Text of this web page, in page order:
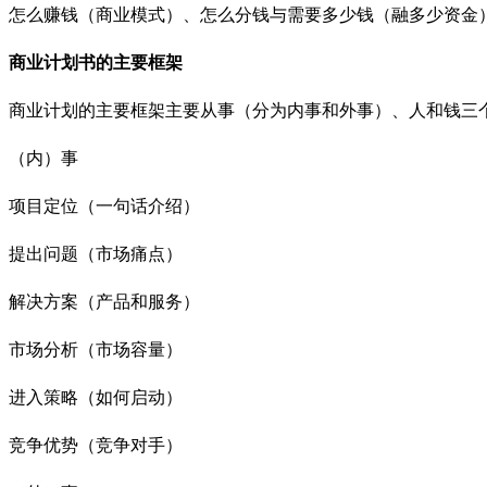
怎么赚钱（商业模式）、怎么分钱与需要多少钱（融多少资金）
商业计划书的主要框架
商业计划的主要框架主要从事（分为内事和外事）、人和钱三
（内）事
项目定位（一句话介绍）
提出问题（市场痛点）
解决方案（产品和服务）
市场分析（市场容量）
进入策略（如何启动）
竞争优势（竞争对手）